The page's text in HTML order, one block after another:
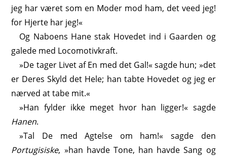
jeg har været som en Moder mod ham, det veed jeg!
for Hjerte har jeg!«
Og Naboens Hane stak Hovedet ind i Gaarden og
galede med Locomotivkraft.
»De tager Livet af En med det Gal!« sagde hun; »det
er Deres Skyld det Hele; han tabte Hovedet og jeg er
nærved at tabe mit.«
»Han fylder ikke meget hvor han ligger!« sagde
Hanen.
»Tal De med Agtelse om ham!« sagde den
Portugisiske, »han havde Tone, han havde Sang og